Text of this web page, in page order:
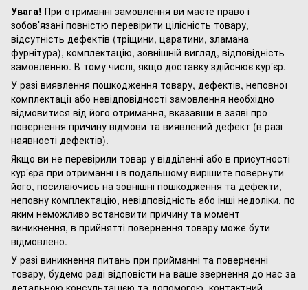
Увага! При отриманні замовлення ви маєте право і
зобов’язані повністю перевірити цілісність товару,
відсутність дефектів (тріщини, царатини, зламана
фурнітура), комплектацію, зовнішній вигляд, відповідність
замовленню. В тому числі, якщо доставку здійснює кур’єр.
У разі виявлення пошкодження товару, дефектів, неповної
комплектації або невідповідності замовлення необхідно
відмовитися від його отримання, вказавши в заяві про
повернення причину відмови та виявлений дефект (в разі
наявності дефектів).
Якщо ви не перевірили товар у відділенні або в присутності
кур’єра при отриманні і в подальшому вирішите повернути
його, посилаючись на зовнішні пошкодження та дефекти,
неповну комплектацію, невідповідність або інші недоліки, по
яким неможливо встановити причину та момент
виникнення, в прийнятті повернення товару може бути
відмовлено.
У разі виникнення питань при прийманні та поверненні
товару, будемо раді відповісти на ваше звернення до нас за